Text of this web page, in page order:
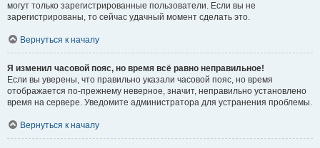
могут только зарегистрированные пользователи. Если вы не
зарегистрированы, то сейчас удачный момент сделать это.
Вернуться к началу
Я изменил часовой пояс, но время всё равно неправильное!
Если вы уверены, что правильно указали часовой пояс, но время
отображается по-прежнему неверное, значит, неправильно установлено
время на сервере. Уведомите администратора для устранения проблемы.
Вернуться к началу